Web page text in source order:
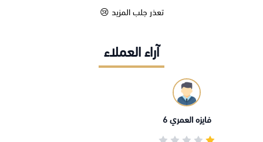
تعذر جلب المزيد 😢
آراء العملاء
فايزه العمري 6